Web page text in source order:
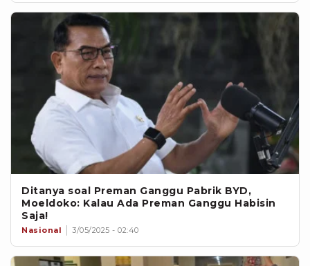
Ditanya soal Preman Ganggu Pabrik BYD,
Moeldoko: Kalau Ada Preman Ganggu Habisin
Saja!
Nasional 3/05/2025 - 02:40